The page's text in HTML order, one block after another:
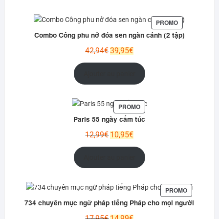
PROMOPRODUIT
EN
PROMOTION
Combo Công phu nở đóa sen ngàn cánh (2 tập)
42,94€Le
39,95€Le
actuel
est :
PROMOPRODUIT
EN
PROMOTION
Paris 55 ngày cấm túc
12,99€Le
10,95€Le
actuel
est :
PROMOPRODUIT
EN
734 chuyên mục ngữ pháp tiếng Pháp cho mọi người
Le
Le